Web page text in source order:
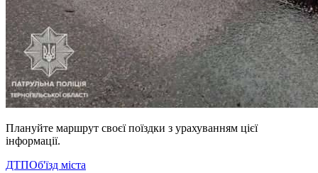
Плануйте маршрут своєї поїздки з урахуванням цієї
інформації.
ДТПОб'їзд міста